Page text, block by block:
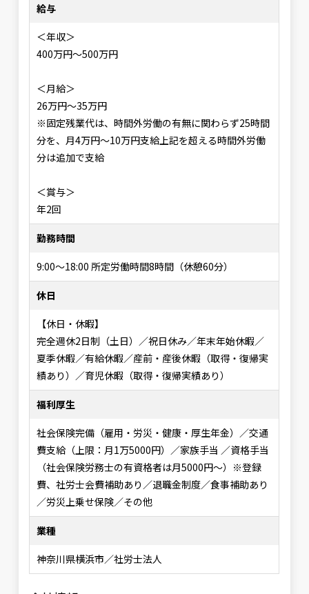
給与
＜年収＞
400万円～500万円
＜月給＞
26万円～35万円
※固定残業代は、時間外労働の有無に関わらず25時間
分を、月4万円～10万円支給上記を超える時間外労働
分は追加で支給
＜賞与＞
年2回
勤務時間
9:00～18:00 所定労働時間8時間（休憩60分）
休日
【休日・休暇】
完全週休2日制（土日）／祝日休み／年末年始休暇／
夏季休暇／有給休暇／産前・産後休暇（取得・復帰実
績あり）／育児休暇（取得・復帰実績あり）
福利厚生
社会保険完備（雇用・労災・健康・厚生年金）／交通
費支給（上限：月1万5000円）／家族手当 ／資格手当
（社会保険労務士の有資格者は月5000円～）※登録
費、社労士会費補助あり／退職金制度／食事補助あり
／労災上乗せ保険／その他
業種
神奈川県横浜市／社労士法人